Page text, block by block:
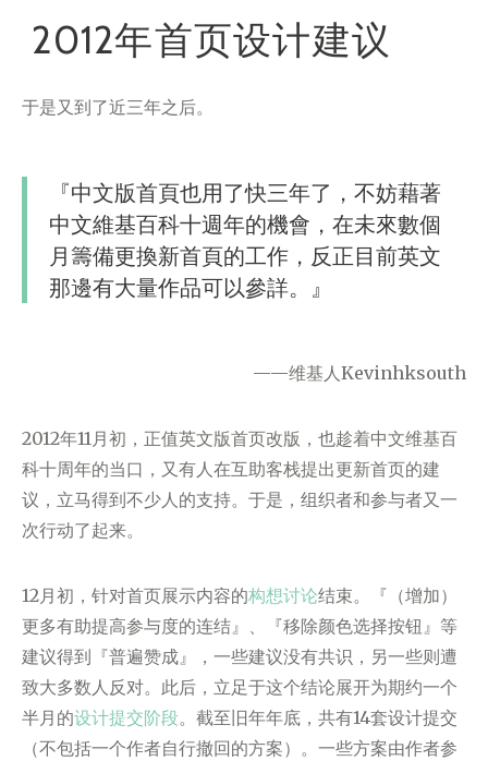
2012年首页设计建议
于是又到了近三年之后。
『中文版首頁也用了快三年了，不妨藉著
中文維基百科十週年的機會，在未來數個
月籌備更換新首頁的工作，反正目前英文
那邊有大量作品可以參詳。』
——维基人Kevinhksouth
2012年11月初，正值英文版首页改版，也趁着中文维基百
科十周年的当口，又有人在互助客栈提出更新首页的建
议，立马得到不少人的支持。于是，组织者和参与者又一
次行动了起来。
12月初，针对首页展示内容的构想讨论结束。『（增加）
更多有助提高参与度的连结』、『移除颜色选择按钮』等
建议得到『普遍赞成』，一些建议没有共识，另一些则遭
致大多数人反对。此后，立足于这个结论展开为期约一个
半月的设计提交阶段。截至旧年年底，共有14套设计提交
（不包括一个作者自行撤回的方案）。一些方案由作者参